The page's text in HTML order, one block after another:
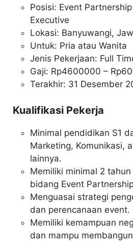
Posisi: Event
Executive
Lokasi: Banyuwangi,
Untuk: Pria atau Wanita
Jenis Pekerjaan: Full
Gaji: Rp4600000 – Rp
Terakhir: 31 Desember
Kualifikasi Pekerja
Minimal pendidikan S1
Marketing, Komunikasi,
lainnya.
Memiliki minimal 2
bidang Event
Menguasai strategi
dan perencanaan event.
Memiliki kemampuan
dan mampu